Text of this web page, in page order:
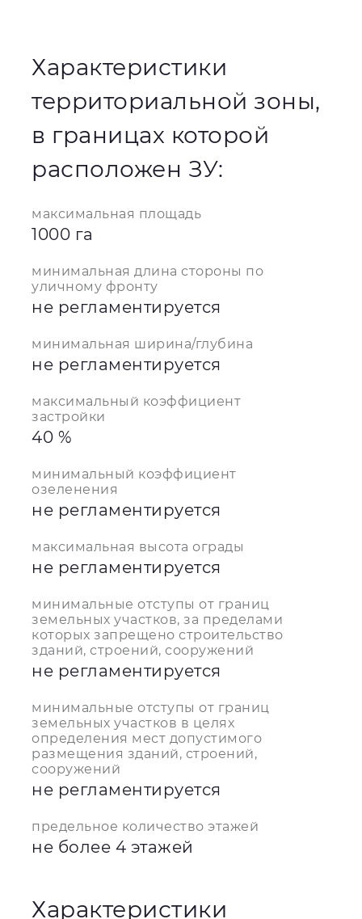
Характеристики
территориальной зоны,
в границах которой
расположен ЗУ:
максимальная площадь
1000 га
минимальная длина стороны по
уличному фронту
не регламентируется
минимальная ширина/глубина
не регламентируется
максимальный коэффициент
застройки
40 %
минимальный коэффициент
озеленения
не регламентируется
максимальная высота ограды
не регламентируется
минимальные отступы от границ
земельных участков, за пределами
которых запрещено строительство
зданий, строений, сооружений
не регламентируется
минимальные отступы от границ
земельных участков в целях
определения мест допустимого
размещения зданий, строений,
сооружений
не регламентируется
предельное количество этажей
не более 4 этажей
Характеристики